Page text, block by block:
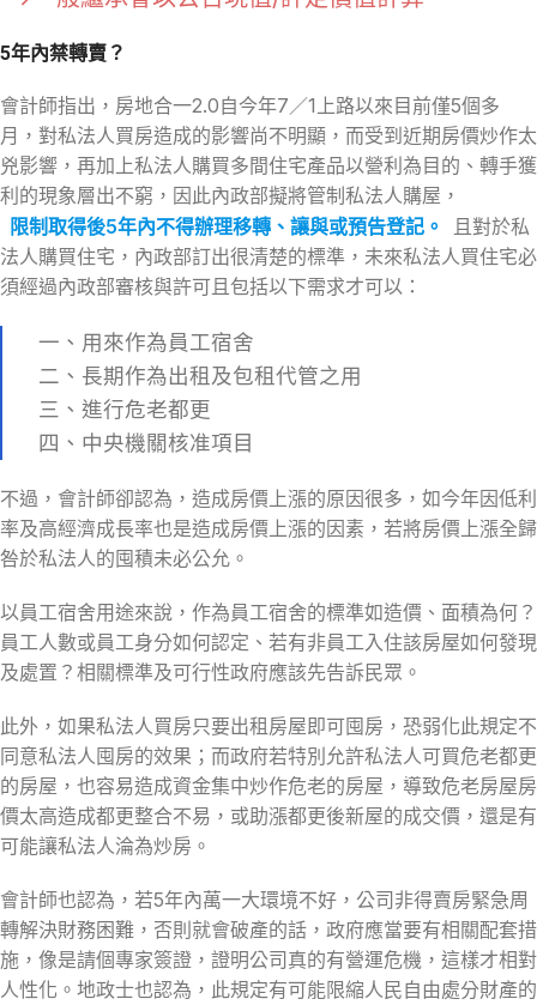
5年內禁轉賣？
會計師指出，房地合一2.0自今年7／1上路以來目前僅5個多
月，對私法人買房造成的影響尚不明顯，而受到近期房價炒作太
兇影響，再加上私法人購買多間住宅產品以營利為目的、轉手獲
利的現象層出不窮，因此內政部擬將管制私法人購屋，
限制取得後5年內不得辦理移轉、讓與或預告登記。
且對於私
法人購買住宅，內政部訂出很清楚的標準，未來私法人買住宅必
須經過內政部審核與許可且包括以下需求才可以：
一、用來作為員工宿舍
二、長期作為出租及包租代管之用
三、進行危老都更
四、中央機關核准項目
不過，會計師卻認為，造成房價上漲的原因很多，如今年因低利
率及高經濟成長率也是造成房價上漲的因素，若將房價上漲全歸
咎於私法人的囤積未必公允。
以員工宿舍用途來說，作為員工宿舍的標準如造價、面積為何？
員工人數或員工身分如何認定、若有非員工入住該房屋如何發現
及處置？相關標準及可行性政府應該先告訴民眾。
此外，如果私法人買房只要出租房屋即可囤房，恐弱化此規定不
同意私法人囤房的效果；而政府若特別允許私法人可買危老都更
的房屋，也容易造成資金集中炒作危老的房屋，導致危老房屋房
價太高造成都更整合不易，或助漲都更後新屋的成交價，還是有
可能讓私法人淪為炒房。
會計師也認為，若5年內萬一大環境不好，公司非得賣房緊急周
轉解決財務困難，否則就會破產的話，政府應當要有相關配套措
施，像是請個專家簽證，證明公司真的有營運危機，這樣才相對
人性化。地政士也認為，此規定有可能限縮人民自由處分財產的